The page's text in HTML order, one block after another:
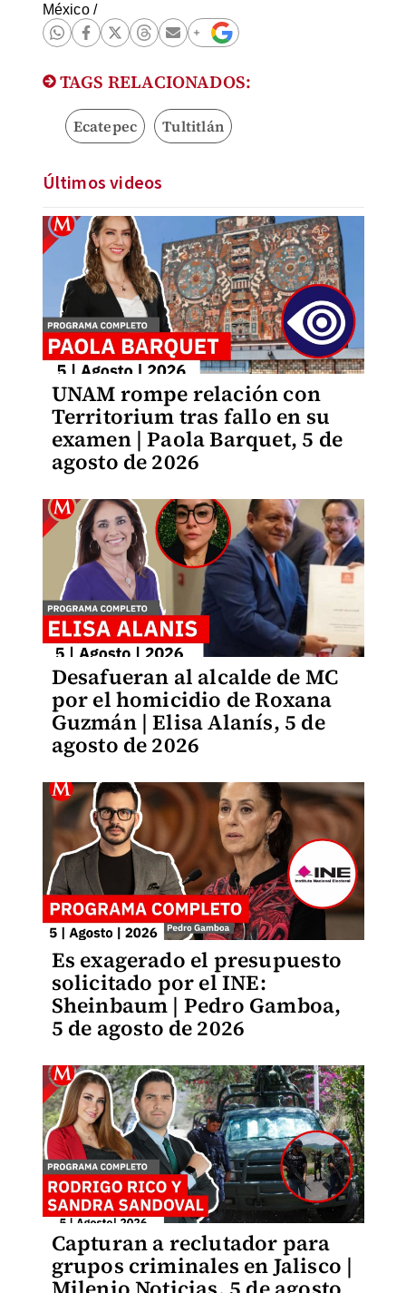
México/
TAGS RELACIONADOS:
Ecatepec Tultitlán
Últimos videos
UNAM rompe relación con
Territorium tras fallo en su
examen | Paola Barquet, 5 de
agosto de 2026
Desafueran al alcalde de MC
por el homicidio de Roxana
Guzmán | Elisa Alanís, 5 de
agosto de 2026
Es exagerado el presupuesto
solicitado por el INE:
Sheinbaum | Pedro Gamboa,
5 de agosto de 2026
Capturan a reclutador para
grupos criminales en Jalisco |